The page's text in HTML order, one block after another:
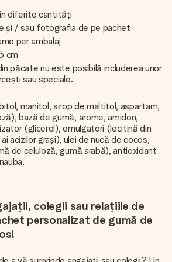
diferite cantități
și / sau fotografia de pe pachet
per ambalaj
cm
păcate nu este posibilă includerea unor
sau speciale.
manitol, sirop de maltitol, aspartam,
bază de gumă, arome, amidon,
(glicerol), emulgatori (lecitină din
acizilor grași), ulei de nucă de cocos,
de celuloză, gumă arabă), antioxidant
colegii sau relațiile de
personalizat de gumă de